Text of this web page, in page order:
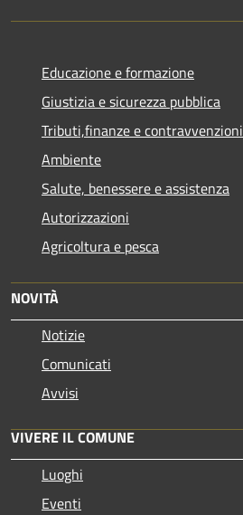
Educazione e formazione
Giustizia e sicurezza pubblica
Tributi,finanze e contravvenzioni
Ambiente
Salute, benessere e assistenza
Autorizzazioni
Agricoltura e pesca
NOVITÀ
Notizie
Comunicati
Avvisi
VIVERE IL COMUNE
Luoghi
Eventi